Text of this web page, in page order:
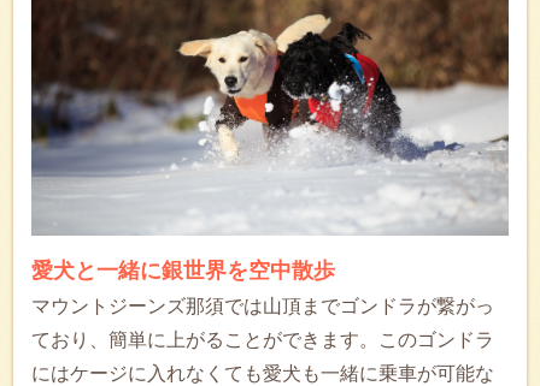
愛犬と一緒に銀世界を空中散歩
マウントジーンズ那須では山頂までゴンドラが繋がっ
ており、簡単に上がることができます。このゴンドラ
にはケージに入れなくても愛犬も一緒に乗車が可能な